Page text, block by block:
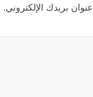
بريدك الإلكتروني.